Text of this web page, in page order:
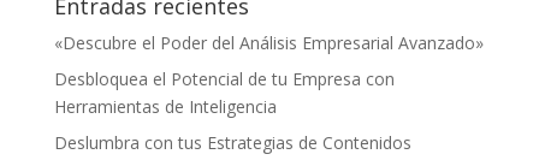
Entradas recientes
«Descubre el Poder del Análisis Empresarial Avanzado»
Desbloquea el Potencial de tu Empresa con
Herramientas de Inteligencia
Deslumbra con tus Estrategias de Contenidos